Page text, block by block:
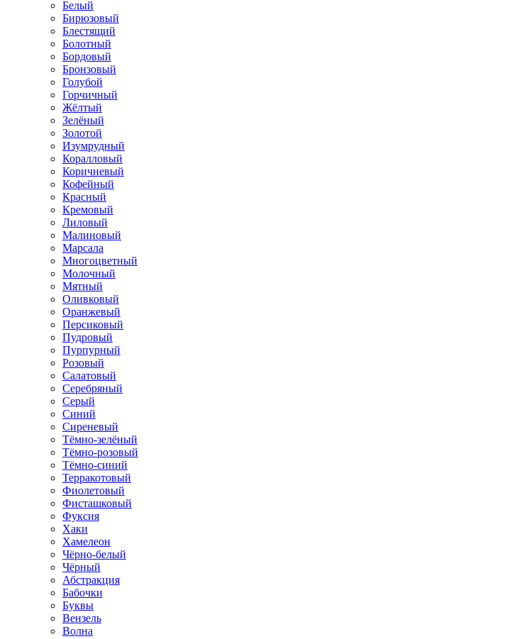
Белый
Бирюзовый
Блестящий
Болотный
Бордовый
Бронзовый
Голубой
Горчичный
Жёлтый
Зелёный
Золотой
Изумрудный
Коралловый
Коричневый
Кофейный
Красный
Кремовый
Лиловый
Малиновый
Марсала
Многоцветный
Молочный
Мятный
Оливковый
Оранжевый
Персиковый
Пудровый
Пурпурный
Розовый
Салатовый
Серебряный
Серый
Синий
Сиреневый
Тёмно-зелёный
Тёмно-розовый
Тёмно-синий
Терракотовый
Фиолетовый
Фисташковый
Фуксия
Хаки
Хамелеон
Чёрно-белый
Чёрный
Абстракция
Бабочки
Буквы
Вензель
Волна